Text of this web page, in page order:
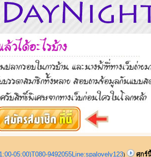
05:00)T080-9492055Line:spalovely123)
ศุกร์